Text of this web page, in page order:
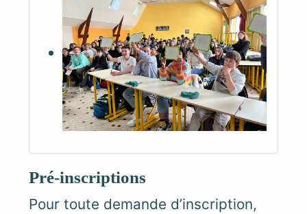
Pré-inscriptions
Pour toute demande d’inscription,